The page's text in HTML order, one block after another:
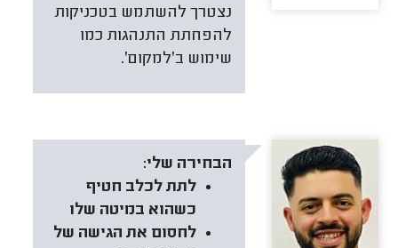
נצטרך להשתמש בטכניקות
להפחתת התנהגות כמו
שימוש ב׳למקום׳.
הבחירה שלי:
לתת לכלב חטיף
כשהוא במיטה שלו
לחסום את הגישה של